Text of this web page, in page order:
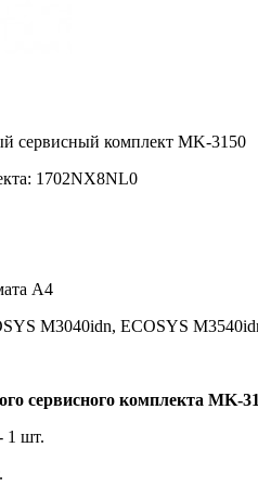
сервисный комплект MK-3150
1702NX8NL0
А4
M3040idn, ECOSYS
сервисного комплекта MK-
1 шт.